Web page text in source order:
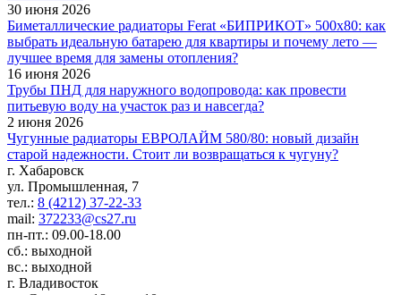
30 июня 2026
Биметаллические радиаторы Ferat «БИПРИКОТ» 500x80: как
выбрать идеальную батарею для квартиры и почему лето —
лучшее время для замены отопления?
16 июня 2026
Трубы ПНД для наружного водопровода: как провести
питьевую воду на участок раз и навсегда?
2 июня 2026
Чугунные радиаторы ЕВРОЛАЙМ 580/80: новый дизайн
старой надежности. Стоит ли возвращаться к чугуну?
г. Хабаровск
ул. Промышленная, 7
тел.: 8 (4212) 37-22-33
mail: 372233@cs27.ru
пн-пт.: 09.00-18.00
сб.: выходной
вс.: выходной
г. Владивосток